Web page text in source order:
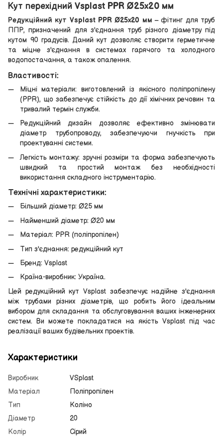
Кут перехідний Vsplast PPR Ø25х20 мм
Редукційний кут Vsplast PPR Ø25х20 мм – фітинг для труб
ППР, призначений для з'єднання труб різного діаметру під
кутом 90 градусів. Даний кут дозволяє створити герметичне
та міцне з'єднання в системах гарячого та холодного
водопостачання, а також опалення.
Властивості:
Міцні матеріали: виготовлений із якісного поліпропілену
(PPR), що забезпечує стійкість до дії хімічних речовин та
тривалий термін служби.
Редукційний дизайн дозволяє ефективно змінювати
діаметр трубопроводу, забезпечуючи гнучкість при
проектуванні системи.
Легкість монтажу: зручні розміри та форма забезпечують
швидкий та простий монтаж без необхідності
використання складного інструментарію.
Технічні характеристики:
Більший діаметр: Ø25 мм
Найменший діаметр: Ø20 мм
Матеріал: PPR (поліпропілен)
Тип з'єднання: редукційний кут
Бренд: Vsplast
Країна-виробник: Україна.
Цей редукційний кут Vsplast забезпечує надійне з'єднання
між трубами різних діаметрів, що робить його ідеальним
вибором для складання та обслуговування ваших інженерних
систем. Ви можете покладатися на якість Vsplast під час
реалізації ваших будівельних проектів.
Характеристики
Виробник
VSplast
Матеріал
Поліпропілен
Тип
Коліно
Діаметр
20
Колір
Сірий